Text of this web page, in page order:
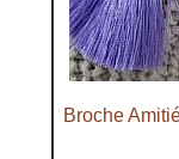
Broche